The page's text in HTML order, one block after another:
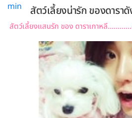
สัตว์เลี้ยงน่ารัก ของดาราดั
สัตว์เลี้ยงแสนรัก ของ ดาราเกาหลี